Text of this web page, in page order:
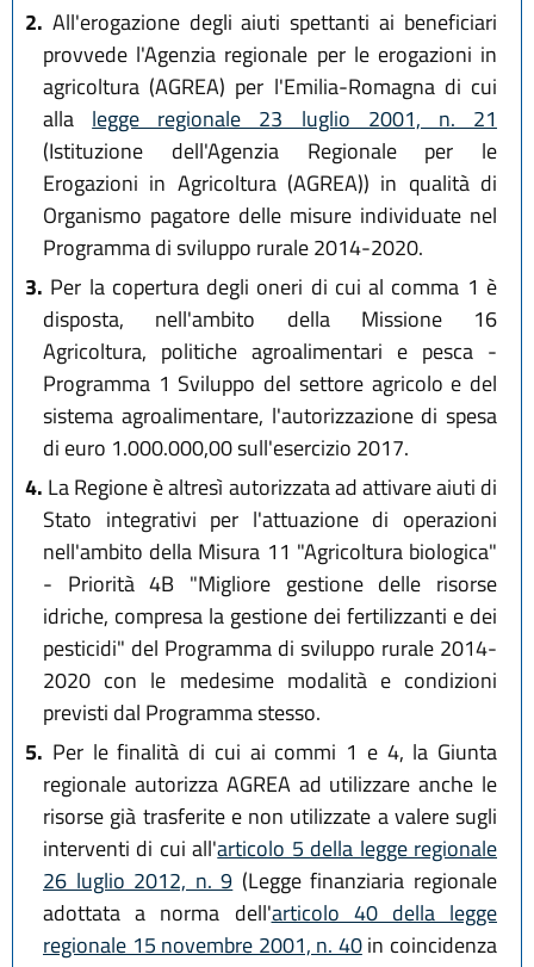
2. All'erogazione degli aiuti spettanti ai beneficiari
provvede l'Agenzia regionale per le erogazioni in
agricoltura (AGREA) per l'Emilia-Romagna di cui
alla legge regionale 23 luglio 2001, n. 21
(Istituzione dell'Agenzia Regionale per le
Erogazioni in Agricoltura (AGREA)) in qualità di
Organismo pagatore delle misure individuate nel
Programma di sviluppo rurale 2014-2020.
3. Per la copertura degli oneri di cui al comma 1 è
disposta, nell'ambito della Missione 16
Agricoltura, politiche agroalimentari e pesca -
Programma 1 Sviluppo del settore agricolo e del
sistema agroalimentare, l'autorizzazione di spesa
di euro 1.000.000,00 sull'esercizio 2017.
4. La Regione è altresì autorizzata ad attivare aiuti di
Stato integrativi per l'attuazione di operazioni
nell'ambito della Misura 11 "Agricoltura biologica"
- Priorità 4B "Migliore gestione delle risorse
idriche, compresa la gestione dei fertilizzanti e dei
pesticidi" del Programma di sviluppo rurale 2014-
2020 con le medesime modalità e condizioni
previsti dal Programma stesso.
5. Per le finalità di cui ai commi 1 e 4, la Giunta
regionale autorizza AGREA ad utilizzare anche le
risorse già trasferite e non utilizzate a valere sugli
interventi di cui all'articolo 5 della legge regionale
26 luglio 2012, n. 9 (Legge finanziaria regionale
adottata a norma dell'articolo 40 della legge
regionale 15 novembre 2001, n. 40in coincidenza